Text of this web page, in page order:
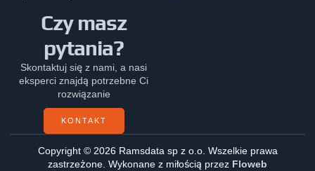
Czy masz
pytania?
Skontaktuj się z nami, a nasi
eksperci znajdą potrzebne Ci
rozwiązanie
KONTAKT
Copyright © 2026 Ramsdata sp z o.o. Wszelkie prawa
zastrzeżone. Wykonane z miłością przez Floweb